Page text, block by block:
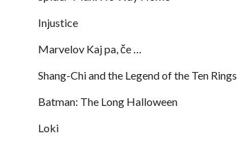
Injustice
Marvelov Kaj pa, če …
Shang-Chi and the Legend of the Ten Rings
Batman: The Long Halloween
Loki